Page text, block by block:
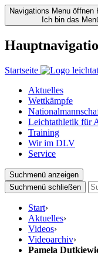
Navigations Menu öffnen
Ich bin das
Startseite
Aktuelles
Wettkämpfe
Leichtathletik für
Training
Wir im DLV
Service
Suchmenü anzeigen
Suchmenü schließen
Start›
Aktuelles›
Videos›
Videoarchiv›
Pamela